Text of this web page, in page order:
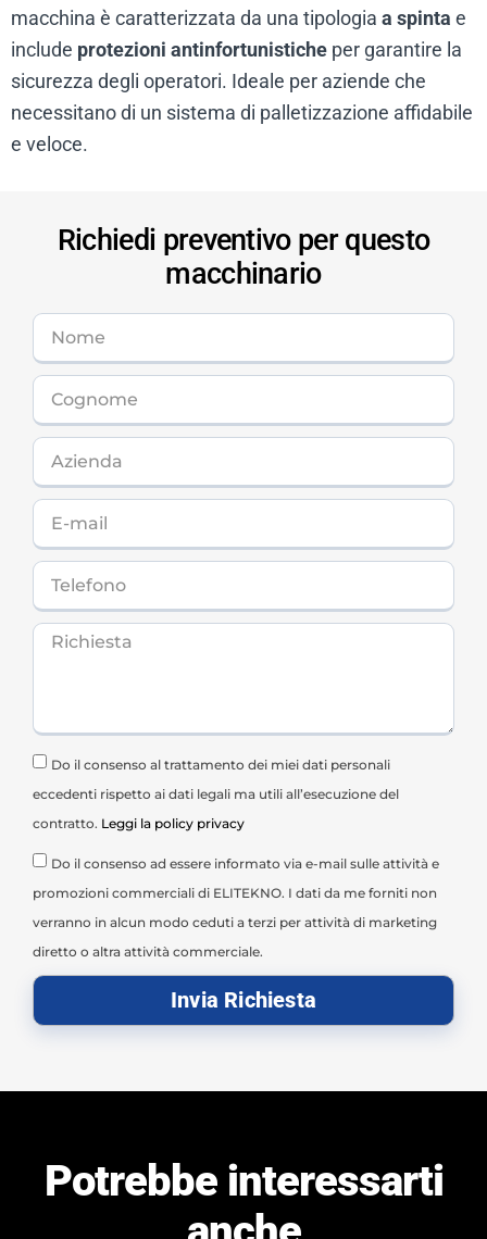
macchina è caratterizzata da una tipologia a spinta e
include protezioni antinfortunistiche per garantire la
sicurezza degli operatori. Ideale per aziende che
necessitano di un sistema di palletizzazione affidabile
e veloce.
Richiedi preventivo per questo
macchinario
Do il consenso al trattamento dei miei dati personali
eccedenti rispetto ai dati legali ma utili all’esecuzione del
contratto. Leggi la policy privacy
Do il consenso ad essere informato via e-mail sulle attività e
promozioni commerciali di ELITEKNO. I dati da me forniti non
verranno in alcun modo ceduti a terzi per attività di marketing
diretto o altra attività commerciale.
Invia Richiesta
Potrebbe interessarti